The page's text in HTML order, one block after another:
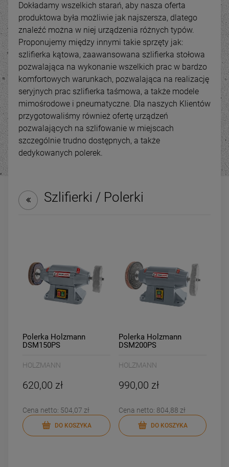
Kombinowana szlifierka
taśmowa do rur i profili
MBS 100x2000
6 899,00 zł
DO KOSZYKA
21
wiórów TERMIX FM300S /
DO KOSZYKA
Dokładamy wszelkich starań, aby nasza oferta
produktowa była możliwie jak najszersza, dlatego
znaleźć można w niej urządzenia różnych typów.
Proponujemy między innymi takie sprzęty jak:
szlifierka kątowa, zaawansowana szlifierka stołowa
pozwalająca na wykonanie wszelkich prac w bardzo
komfortowych warunkach, pozwalająca na realizację
seryjnych prac szlifierka taśmowa, a także modele
mimośrodowe i pneumatyczne. Dla naszych Klientów
przygotowaliśmy również ofertę urządzeń
pozwalających na szlifowanie w miejscach
szczególnie trudno dostępnych, a także
dedykowanych polerek.
Szlifierki / Polerki
Polerka Holzmann
DSM150PS
HOLZMANN
620,00 zł
Cena netto: 504,07 zł
DO KOSZYKA
Polerka Holzmann
DSM200PS
HOLZMANN
990,00 zł
Cena netto: 804,88 zł
DO KOSZYKA